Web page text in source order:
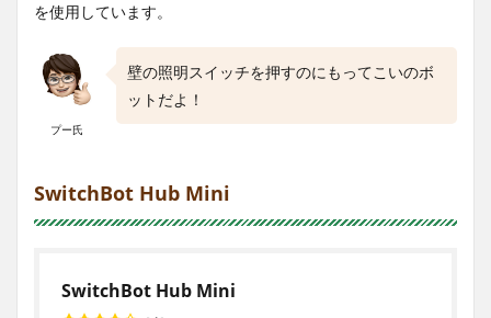
を使用しています。
プー氏
壁の照明スイッチを押すのにもってこいのボ
ットだよ！
SwitchBot Hub Mini
SwitchBot Hub Mini